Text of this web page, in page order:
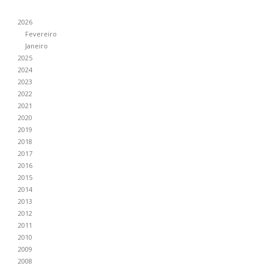
2026
Fevereiro
Janeiro
2025
2024
2023
2022
2021
2020
2019
2018
2017
2016
2015
2014
2013
2012
2011
2010
2009
2008